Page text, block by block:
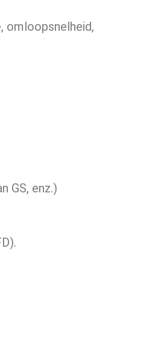
omloopsnelheid,
GS, enz.)